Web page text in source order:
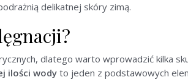
delikatnej skóry zimą.
dlatego warto wprowadzić kilka
ilości wody to jeden z podstawowych